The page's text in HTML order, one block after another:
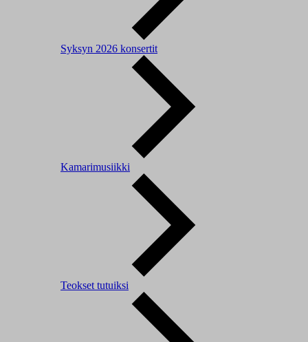
Syksyn 2026 konsertit
Kamarimusiikki
Teokset tutuiksi